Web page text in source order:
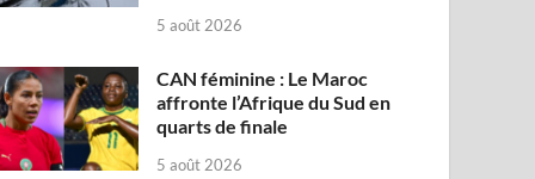
5 août 2026
CAN féminine : Le Maroc
affronte l’Afrique du Sud en
quarts de finale
5 août 2026